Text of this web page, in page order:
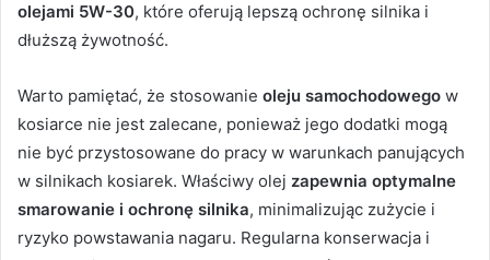
olejami 5W-30, które oferują lepszą ochronę silnika i
dłuższą żywotność.
Warto pamiętać, że stosowanie oleju samochodowego w
kosiarce nie jest zalecane, ponieważ jego dodatki mogą
nie być przystosowane do pracy w warunkach panujących
w silnikach kosiarek. Właściwy olej zapewnia optymalne
smarowanie i ochronę silnika, minimalizując zużycie i
ryzyko powstawania nagaru. Regularna konserwacja i